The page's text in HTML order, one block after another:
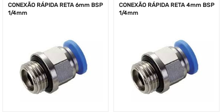
CONEXÃO RÁPIDA RETA 6mm BSP
1/4mm
CONEXÃO RÁPIDA RETA 4mm BSP
1/4mm